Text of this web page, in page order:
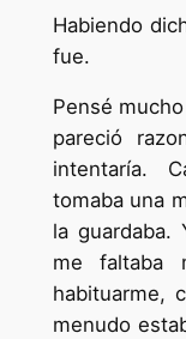
Habiendo
fue.
Pensé
pareció
intentaría.
tomaba una
la guardaba.
me faltaba
habituarme,
menudo